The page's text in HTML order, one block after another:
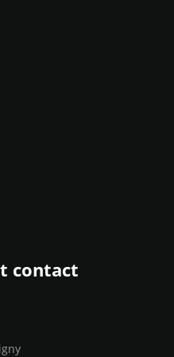
d'origine
et 15nm
contact